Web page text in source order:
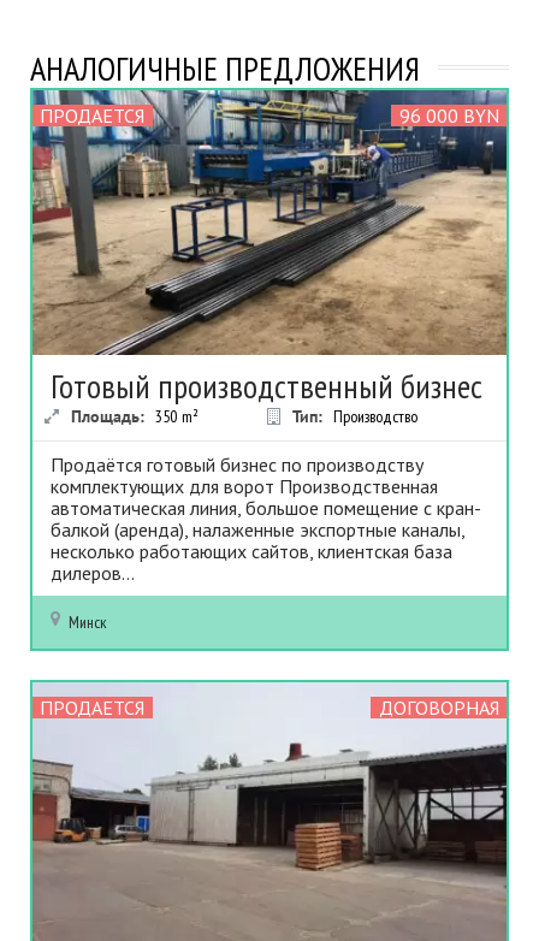
АНАЛОГИЧНЫЕ ПРЕДЛОЖЕНИЯ
ПРОДАЕТСЯ 96 000 BYN
Готовый производственный бизнес
Площадь: 350 m² Тип: Производство
Продаётся готовый бизнес по производству
комплектующих для ворот Производственная
автоматическая линия, большое помещение с кран-
балкой (аренда), налаженные экспортные каналы,
несколько работающих сайтов, клиентская база
дилеров...
Минск
ПРОДАЕТСЯ ДОГОВОРНАЯ